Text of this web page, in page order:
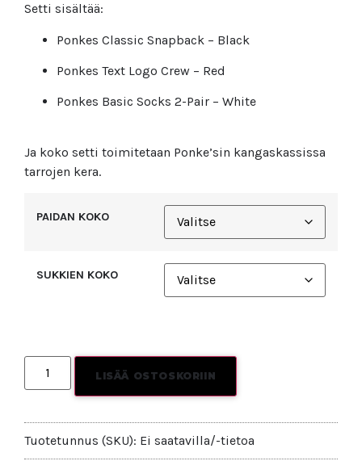
Setti sisältää:
Ponkes Classic Snapback – Black
Ponkes Text Logo Crew – Red
Ponkes Basic Socks 2-Pair – White
Ja koko setti toimitetaan Ponke’sin kangaskassissa
tarrojen kera.
PAIDAN KOKO
SUKKIEN KOKO
LISÄÄ OSTOSKORIIN
Tuotetunnus (SKU): Ei saatavilla/-tietoa